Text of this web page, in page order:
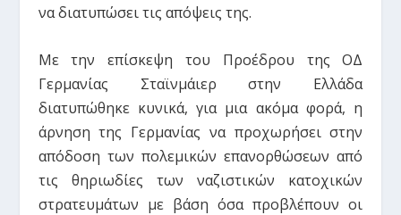
να διατυπώσει τις απόψεις της.
Με την επίσκεψη του Προέδρου της ΟΔ
Γερμανίας Σταϊνμάιερ στην Ελλάδα
διατυπώθηκε κυνικά, για μια ακόμα φορά, η
άρνηση της Γερμανίας να προχωρήσει στην
απόδοση των πολεμικών επανορθώσεων από
τις θηριωδίες των ναζιστικών κατοχικών
στρατευμάτων με βάση όσα προβλέπουν οι